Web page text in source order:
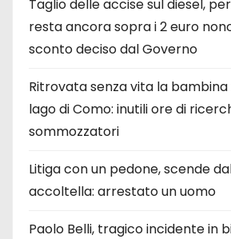
Taglio delle accise sul diesel,
resta ancora sopra i 2 euro
sconto deciso dal Governo
Ritrovata senza vita la
lago di Como: inutili ore di
sommozzatori
Litiga con un pedone, scende
accoltella: arrestato un uomo
Paolo Belli, tragico incidente in